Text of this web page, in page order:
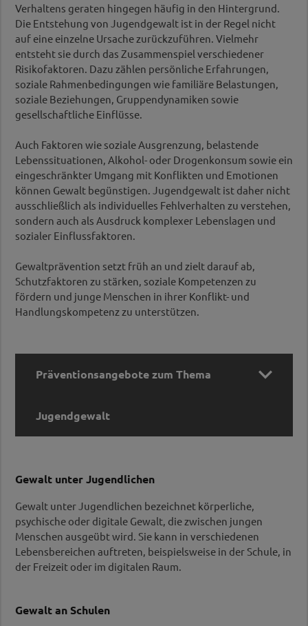
Verhaltens geraten hingegen häufig in den Hintergrund.
Die Entstehung von Jugendgewalt ist in der Regel nicht
auf eine einzelne Ursache zurückzuführen. Vielmehr
entsteht sie durch das Zusammenspiel verschiedener
Risikofaktoren. Dazu zählen persönliche Erfahrungen,
soziale Rahmenbedingungen wie familiäre Belastungen,
soziale Beziehungen, Gruppendynamiken sowie
gesellschaftliche Einflüsse.
Auch Faktoren wie soziale Ausgrenzung, belastende
Lebenssituationen, Alkohol- oder Drogenkonsum sowie ein
eingeschränkter Umgang mit Konflikten und Emotionen
können Gewalt begünstigen. Jugendgewalt ist daher nicht
ausschließlich als individuelles Fehlverhalten zu verstehen,
sondern auch als Ausdruck komplexer Lebenslagen und
sozialer Einflussfaktoren.
Gewaltprävention setzt früh an und zielt darauf ab,
Schutzfaktoren zu stärken, soziale Kompetenzen zu
fördern und junge Menschen in ihrer Konflikt- und
Handlungskompetenz zu unterstützen.
Präventionsangebote zum Thema
Jugendgewalt

Präventionsangebote zum Thema
Jugendgewalt
Fortbildung:
Woher kommt die Gewalt? Jugendgewalt -
Verstehen und handeln
Die Veranstaltung thematisiert, ob die
Gewaltbereitschaft von Jugendlichen zunimmt,
Gewalthandlungen im öffentlichen Raum sowie
Gewalt unter Jugendlichen
Gewalt unter Jugendlichen bezeichnet körperliche,
psychische oder digitale Gewalt, die zwischen jungen
Menschen ausgeübt wird. Sie kann in verschiedenen
Lebensbereichen auftreten, beispielsweise in der Schule, in
der Freizeit oder im digitalen Raum.
Gewalt an Schulen